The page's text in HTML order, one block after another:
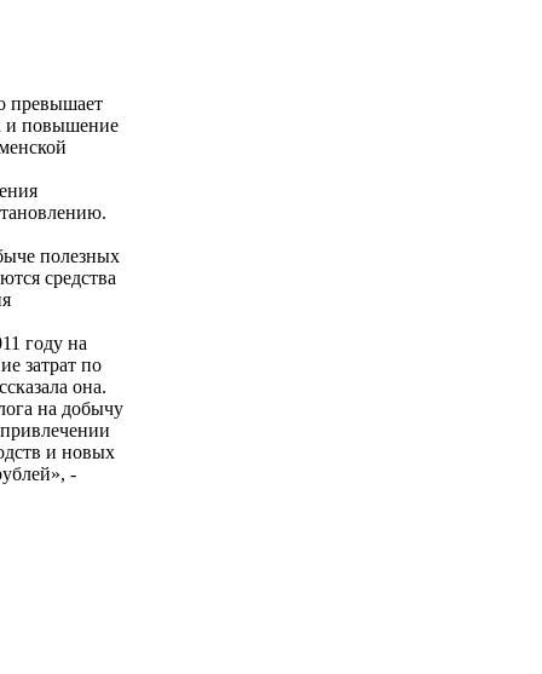
превышает
и повышение
полезных
средства
году на
затрат по
она.
на добычу
и новых
-